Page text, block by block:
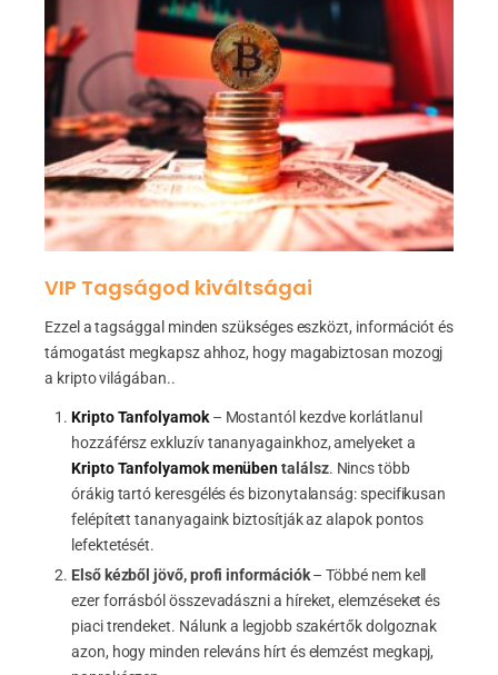
VIP Tagságod kiváltságai
Ezzel a tagsággal minden szükséges eszközt, információt és
támogatást megkapsz ahhoz, hogy magabiztosan mozogj
a kripto világában..
Kripto Tanfolyamok– Mostantól kezdve korlátlanul
hozzáférsz exkluzív tananyagainkhoz, amelyeket a
Kripto Tanfolyamok menübentalálsz. Nincs több
órákig tartó keresgélés és bizonytalanság: specifikusan
felépített tananyagaink biztosítják az alapok pontos
lefektetését.
Első kézből jövő, profi információk– Többé nem kell
ezer forrásból összevadászni a híreket, elemzéseket és
piaci trendeket. Nálunk a legjobb szakértők dolgoznak
azon, hogy minden releváns hírt és elemzést megkapj,